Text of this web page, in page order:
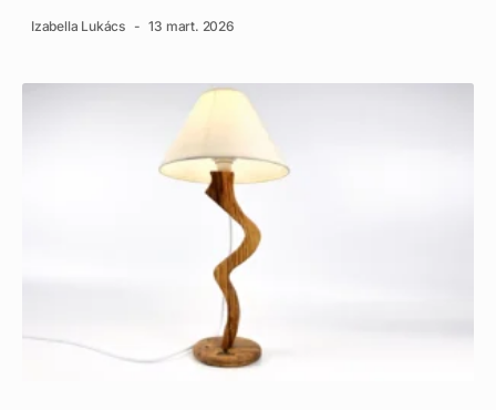
Izabella Lukács 13 mart. 2026